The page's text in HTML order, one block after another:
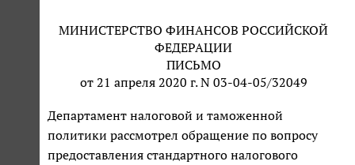
МИНИСТЕРСТВО ФИНАНСОВ РОССИЙСКОЙ
ФЕДЕРАЦИИ
ПИСЬМО
от 21 апреля 2020 г. N 03-04-05/32049
Департамент налоговой и таможенной
политики рассмотрел обращение по вопросу
предоставления стандартного налогового